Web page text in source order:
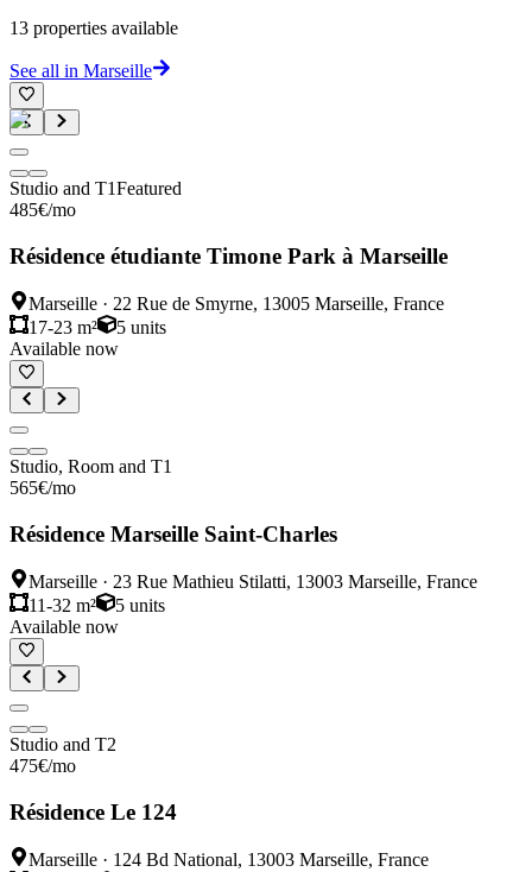
13 properties available
See all in Marseille
Studio and T1Featured
485€/mo
Résidence étudiante Timone Park à Marseille
Marseille · 22 Rue de Smyrne, 13005 Marseille, France
17-23 m²
5 units
Available now
Studio, Room and T1
565€/mo
Résidence Marseille Saint-Charles
Marseille · 23 Rue Mathieu Stilatti, 13003 Marseille, France
11-32 m²
5 units
Available now
Studio and T2
475€/mo
Résidence Le 124
Marseille · 124 Bd National, 13003 Marseille, France